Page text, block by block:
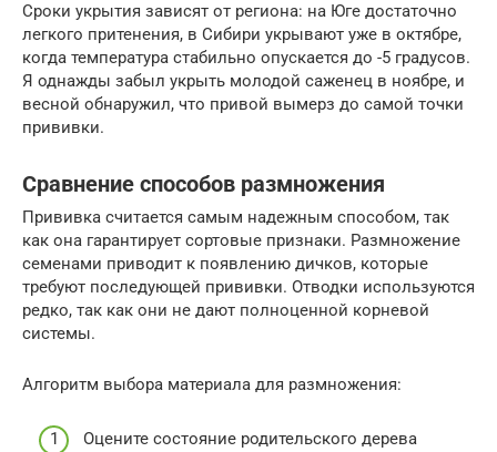
Сроки укрытия зависят от региона: на Юге достаточно
легкого притенения, в Сибири укрывают уже в октябре,
когда температура стабильно опускается до -5 градусов.
Я однажды забыл укрыть молодой саженец в ноябре, и
весной обнаружил, что привой вымерз до самой точки
прививки.
Сравнение способов размножения
Прививка считается самым надежным способом, так
как она гарантирует сортовые признаки. Размножение
семенами приводит к появлению дичков, которые
требуют последующей прививки. Отводки используются
редко, так как они не дают полноценной корневой
системы.
Алгоритм выбора материала для размножения:
Оцените состояние родительского дерева